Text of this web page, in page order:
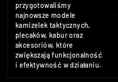
przygotowaliśmy
najnowsze modele
kamizelek taktycznych,
plecaków, kabur oraz
akcesoriów, które
zwiększają funkcjonalność
i efektywność w działaniu.